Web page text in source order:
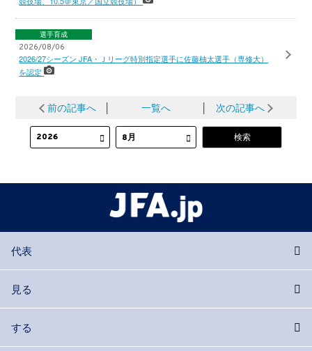
選手育成
2026/08/06
2026/27シーズン JFA・Ｊリーグ特別指定選手に佐藤柚太選手（専修大）
を認定
前の記事へ 一覧へ 次の記事へ
代表
見る
する